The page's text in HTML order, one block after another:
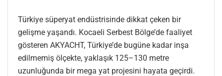
Türkiye süperyat endüstrisinde dikkat çeken bir
gelişme yaşandı. Kocaeli Serbest Bölge’de faaliyet
gösteren AKYACHT, Türkiye’de bugüne kadar inşa
edilmemiş ölçekte, yaklaşık 125–130 metre
uzunluğunda bir mega yat projesini hayata geçirdi.